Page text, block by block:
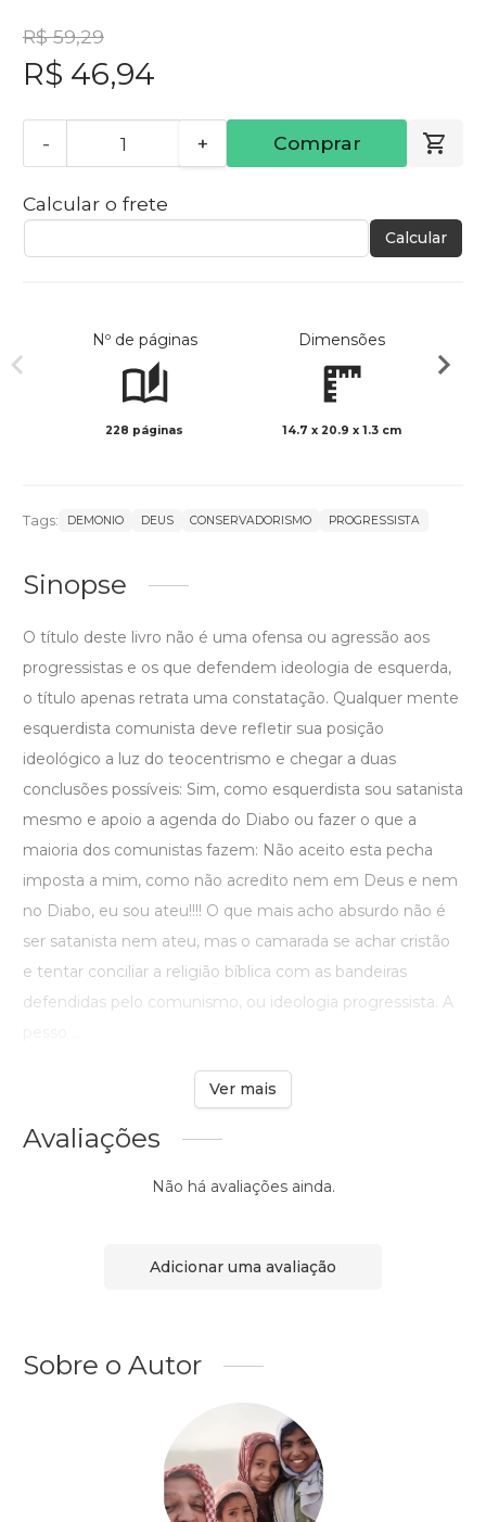
R$ 59,29
R$ 46,94
- + Comprar
Calcular o frete
Calcular
Nº de páginas
228 páginas
Dimensões
14.7 x 20.9 x 1.3 cm
Tags: DEMONIO DEUS CONSERVADORISMO PROGRESSISTA
Sinopse
O título deste livro não é uma ofensa ou agressão aos
progressistas e os que defendem ideologia de esquerda,
o título apenas retrata uma constatação. Qualquer mente
esquerdista comunista deve refletir sua posição
ideológico a luz do teocentrismo e chegar a duas
conclusões possíveis: Sim, como esquerdista sou satanista
mesmo e apoio a agenda do Diabo ou fazer o que a
maioria dos comunistas fazem: Não aceito esta pecha
imposta a mim, como não acredito nem em Deus e nem
no Diabo, eu sou ateu!!!! O que mais acho absurdo não é
ser satanista nem ateu, mas o camarada se achar cristão
e tentar conciliar a religião bíblica com as bandeiras
defendidas pelo comunismo, ou ideologia progressista. A
Ver mais
Avaliações
Não há avaliações ainda.
Adicionar uma avaliação
Sobre o Autor